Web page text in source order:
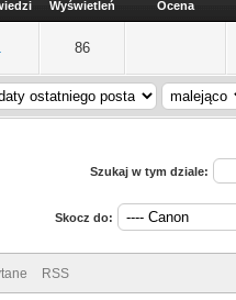
Wyświetleń Ocena
86
Szukaj w tym dziale:
Skocz do:
RSS